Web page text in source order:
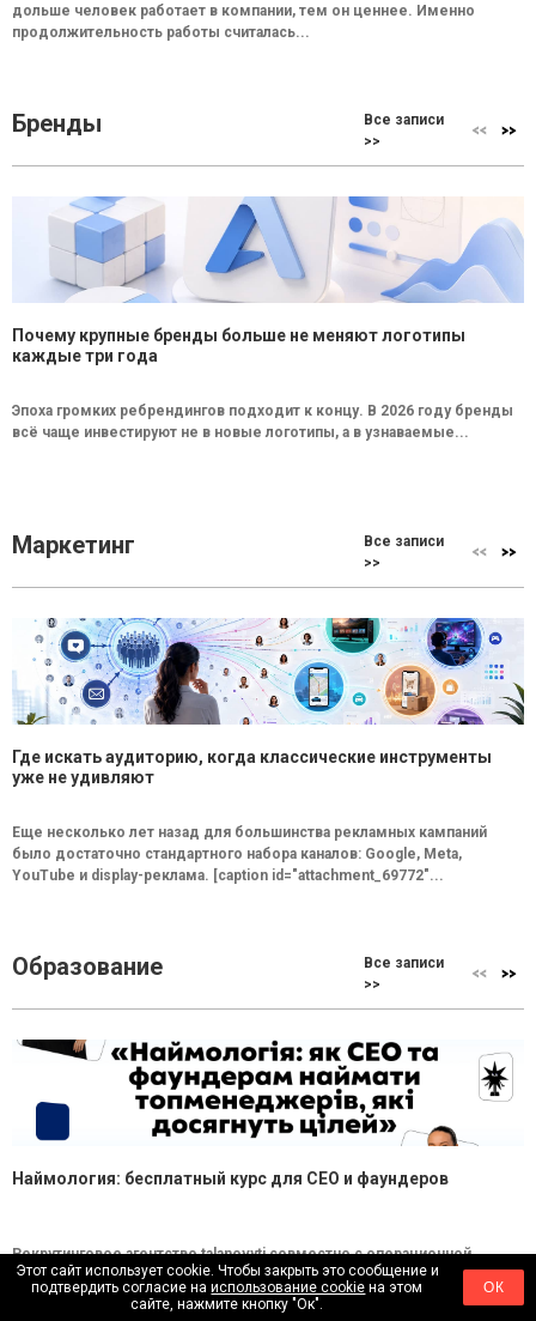
дольше человек работает в компании, тем он ценнее. Именно
продолжительность работы считалась...
Бренды
Все записи
>>
Почему крупные бренды больше не меняют логотипы
каждые три года
Эпоха громких ребрендингов подходит к концу. В 2026 году бренды
всё чаще инвестируют не в новые логотипы, а в узнаваемые...
Маркетинг
Все записи
>>
Где искать аудиторию, когда классические инструменты
уже не удивляют
Еще несколько лет назад для большинства рекламных кампаний
было достаточно стандартного набора каналов: Google, Meta,
YouTube и display-реклама. [caption id="attachment_69772"...
Образование
Все записи
>>
Наймология: бесплатный курс для CEO и фаундеров
Рекрутинговое агентство talanovyti совместно с операционной
системой Core (входят в группу FRACTAL) запускают бесплатный
курс "Наймология: как СEO и фаундерам...
Этот сайт использует cookie. Чтобы закрыть это сообщение и
подтвердить согласие наиспользование cookie на этом
сайте, нажмите кнопку "Ок".
ОК